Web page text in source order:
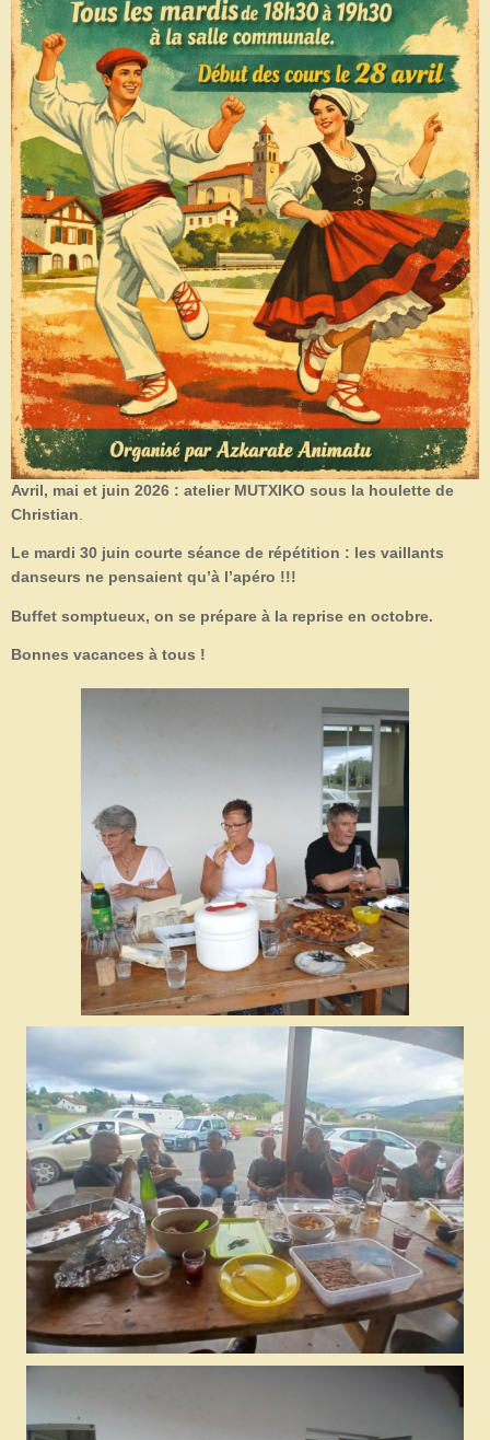
Avril, mai et juin 2026 : atelier MUTXIKO sous la houlette de
Christian
Le mardi 30 juin courte séance de répétition : les vaillants
danseurs ne pensaient qu’à l’apéro !!!
Buffet somptueux, on se prépare à la reprise en octobre.
Bonnes vacances à tous !